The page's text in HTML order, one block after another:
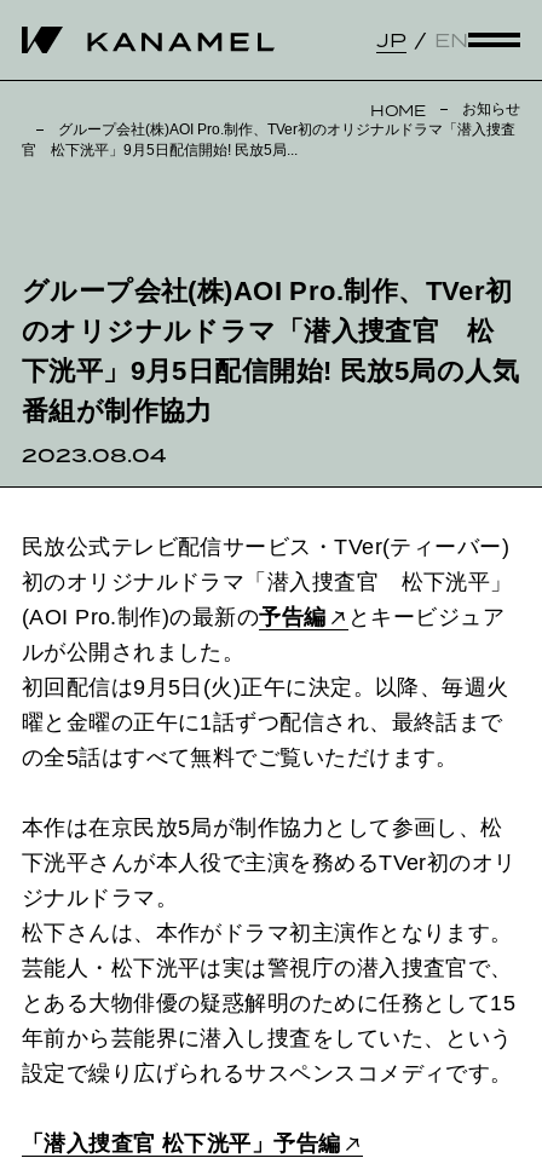
JP EN
HOME
お知らせ
グループ会社(株)AOI Pro.制作、TVer初のオリジナルドラマ「潜入捜査
官 松下洸平」9月5日配信開始! 民放5局...
グループ会社(株)AOI Pro.制作、TVer初
のオリジナルドラマ「潜入捜査官 松
下洸平」9月5日配信開始! 民放5局の人気
番組が制作協力
2023.08.04
民放公式テレビ配信サービス・TVer(ティーバー)
初のオリジナルドラマ「潜入捜査官 松下洸平」
(AOI Pro.制作)の最新の予告編
とキービジュア
ルが公開されました。
初回配信は9月5日(火)正午に決定。以降、毎週火
曜と金曜の正午に1話ずつ配信され、最終話まで
の全5話はすべて無料でご覧いただけます。
本作は在京民放5局が制作協力として参画し、松
下洸平さんが本人役で主演を務めるTVer初のオリ
ジナルドラマ。
松下さんは、本作がドラマ初主演作となります。
芸能人・松下洸平は実は警視庁の潜入捜査官で、
とある大物俳優の疑惑解明のために任務として15
年前から芸能界に潜入し捜査をしていた、という
設定で繰り広げられるサスペンスコメディです。
「潜入捜査官 松下洸平」予告編